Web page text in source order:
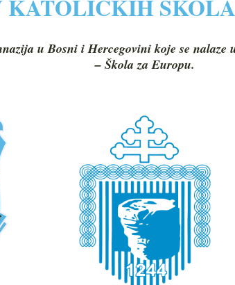
KATOLIČKIH
u Bosni i Hercegovini koje se
– Škola za Europu.